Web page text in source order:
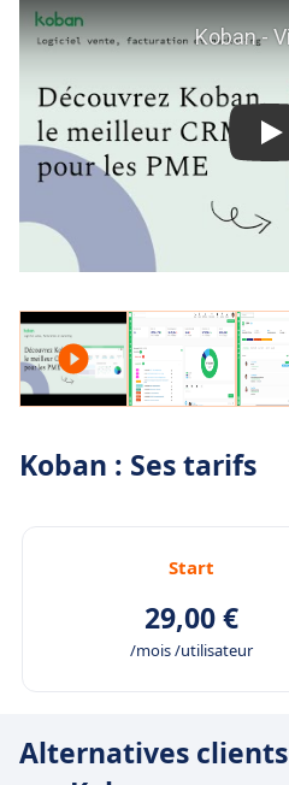
Koban : Ses tarifs
Start
29,00 €
/mois /utilisateur
Alternatives clients